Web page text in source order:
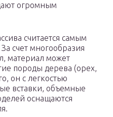
огромным
считается самым
счет многообразия
материал может
породы дерева (орех,
он с легкостью
вставки, объемные
оснащаются